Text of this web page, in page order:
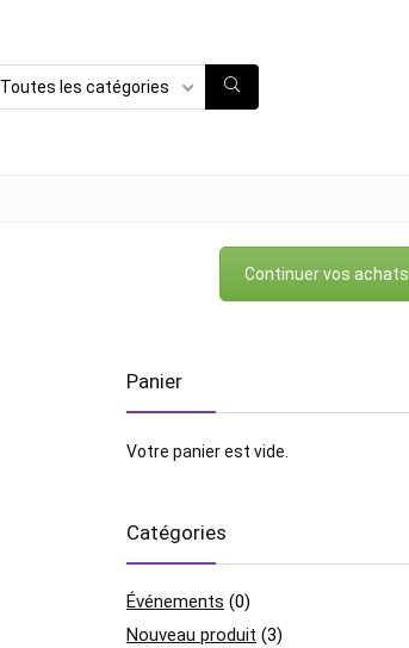
Toutes les catégories
Continuer vos achats
Panier
Votre panier est vide.
Catégories
Événements (0)
Nouveau produit (3)